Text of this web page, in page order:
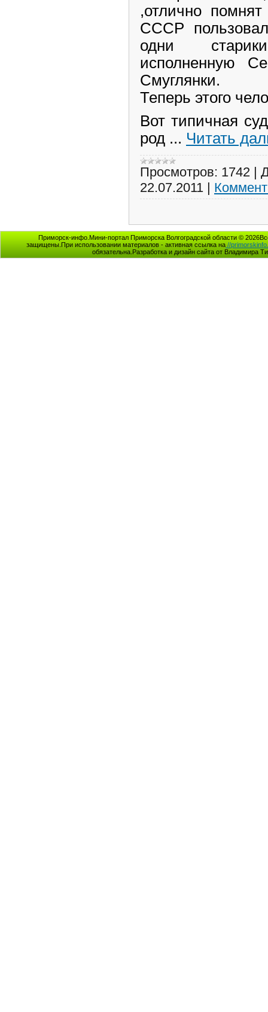
,отлично
СССР
одни
исполненную
Смуглянки.
Теперь этого
Вот типичная
род ... Читать
Просмотров: 1742 |
22.07.2011 |
Приморск-инфо.Мини-портал Приморска Волгоградской области ©
защищены.При использовании материалов - активная ссылка на //
обязательна.Разработка и дизайн сайта от Владимира